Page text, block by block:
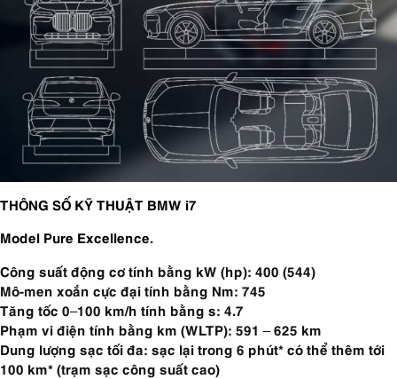
THÔNG SỐ KỸ THUẬT BMW i7
Model Pure Excellence.
Công suất động cơ tính bằng kW (hp): 400 (544)
Mô-men xoắn cực đại tính bằng Nm: 745
Tăng tốc 0–100 km/h tính bằng s: 4.7
Phạm vi điện tính bằng km (WLTP): 591 – 625 km
Dung lượng sạc tối đa: sạc lại trong 6 phút* có thể thêm tới
100 km* (trạm sạc công suất cao)